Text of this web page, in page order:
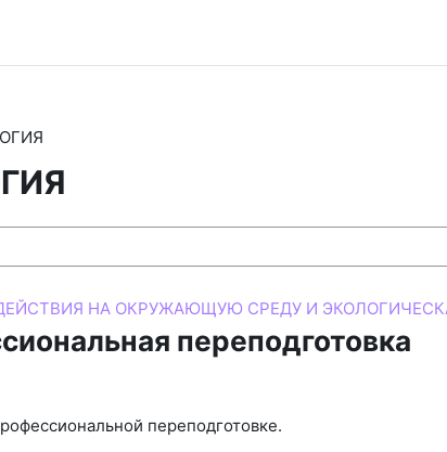
НА ОКРУЖАЮЩУЮ СРЕДУ И
переподготовка
переподготовке.